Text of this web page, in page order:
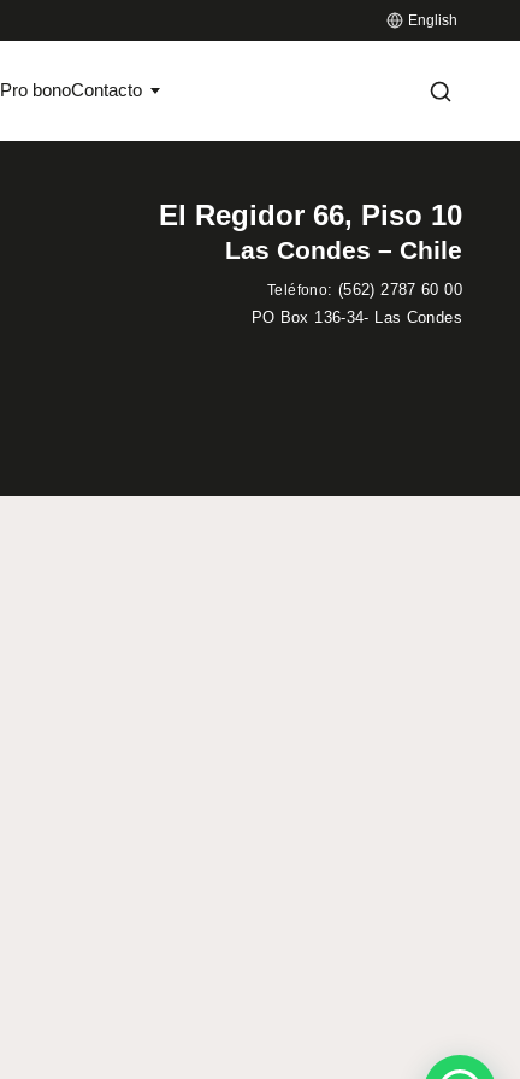
English
Pro bonoContacto
El Regidor 66, Piso 10
Las Condes – Chile
Teléfono: (562) 2787 60 00
PO Box 136-34- Las Condes